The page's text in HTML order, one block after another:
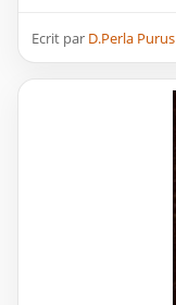
Ecrit par D.Perla Purus